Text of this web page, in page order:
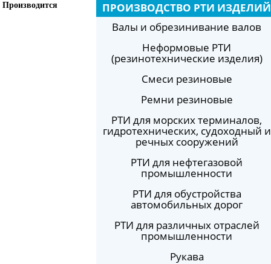
Производится
ПРОИЗВОДСТВО РТИ ИЗДЕЛИЙ
Валы и обрезинивание валов
Неформовые РТИ
(резинотехнические изделия)
Смеси резиновые
Ремни резиновые
РТИ для морских терминалов,
гидротехнических, судоходный и
речных сооружений
РТИ для нефтегазовой
промышленности
РТИ для обустройства
автомобильных дорог
РТИ для различных отраслей
промышленности
Рукава